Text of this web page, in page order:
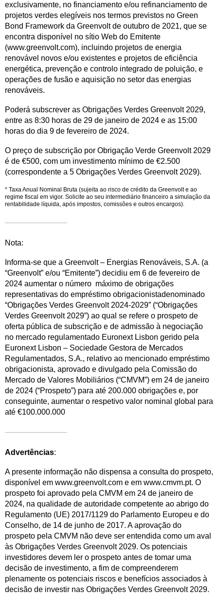
exclusivamente, no financiamento e/ou refinanciamento de
projetos verdes elegíveis nos termos previstos no Green
Bond Framework da Greenvolt de outubro de 2021, que se
encontra disponível no sítio Web do Emitente
(www.greenvolt.com), incluindo projetos de energia
renovável novos e/ou existentes e projetos de eficiência
energética, prevenção e controlo integrado de poluição, e
operações de fusão e aquisição no setor das energias
renováveis.
Poderá subscrever as Obrigações Verdes Greenvolt 2029,
entre as 8:30 horas de 29 de janeiro de 2024 e as 15:00
horas do dia 9 de fevereiro de 2024.
O preço de subscrição por Obrigação Verde Greenvolt 2029
é de €500, com um investimento mínimo de €2.500
(correspondente a 5 Obrigações Verdes Greenvolt 2029).
* Taxa Anual Nominal Bruta (sujeita ao risco de crédito da Greenvolt e ao
regime fiscal em vigor. Solicite ao seu intermediário financeiro a simulação da
rentabilidade líquida, após impostos, comissões e outros encargos).
Nota:
Informa-se que a Greenvolt – Energias Renováveis, S.A. (a
“Greenvolt” e/ou “Emitente”) decidiu em 6 de fevereiro de
2024 aumentar o número máximo de obrigações
representativas do empréstimo obrigacionistadenominado
“Obrigações Verdes Greenvolt 2024-2029” (“Obrigações
Verdes Greenvolt 2029”) ao qual se refere o prospeto de
oferta pública de subscrição e de admissão à negociação
no mercado regulamentado Euronext Lisbon gerido pela
Euronext Lisbon – Sociedade Gestora de Mercados
Regulamentados, S.A., relativo ao mencionado empréstimo
obrigacionista, aprovado e divulgado pela Comissão do
Mercado de Valores Mobiliários (“CMVM”) em 24 de janeiro
de 2024 (“Prospeto”) para até 200.000 obrigações e, por
conseguinte, aumentar o respetivo valor nominal global para
até €100.000.000
Advertências:
A presente informação não dispensa a consulta do prospeto,
disponível em www.greenvolt.com e em www.cmvm.pt. O
prospeto foi aprovado pela CMVM em 24 de janeiro de
2024, na qualidade de autoridade competente ao abrigo do
Regulamento (UE) 2017/1129 do Parlamento Europeu e do
Conselho, de 14 de junho de 2017. A aprovação do
prospeto pela CMVM não deve ser entendida como um aval
às Obrigações Verdes Greenvolt 2029. Os potenciais
investidores devem ler o prospeto antes de tomar uma
decisão de investimento, a fim de compreenderem
plenamente os potenciais riscos e benefícios associados à
decisão de investir nas Obrigações Verdes Greenvolt 2029.